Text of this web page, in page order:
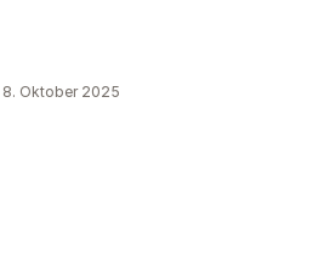
8. Oktober 2025